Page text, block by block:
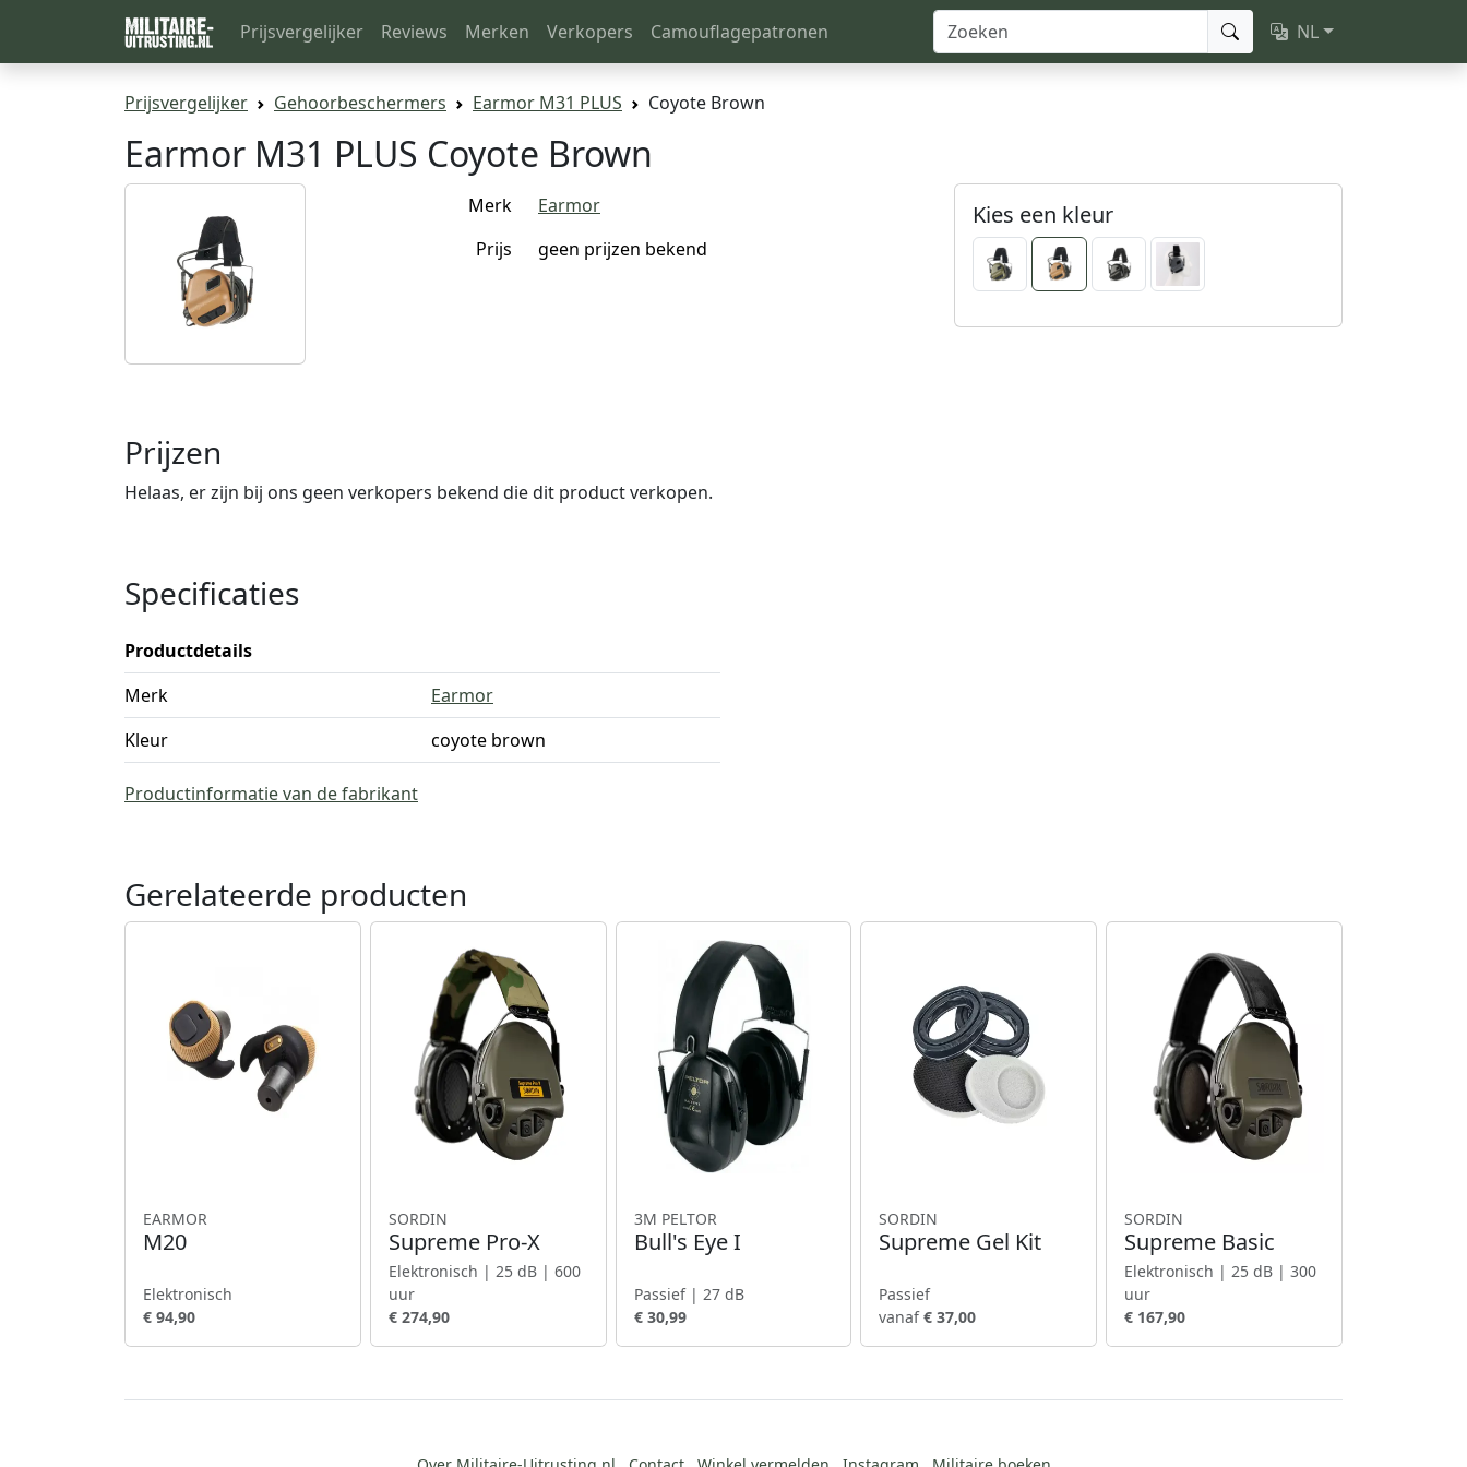
Prijsvergelijker Reviews Merken Verkopers Camouflagepatronen NL
Prijsvergelijker Gehoorbeschermers Earmor M31 PLUS Coyote Brown
Earmor M31 PLUS Coyote Brown
Merk
Earmor
Prijs
geen prijzen bekend
Kies een kleur
Prijzen
Helaas, er zijn bij ons geen verkopers bekend die dit product verkopen.
Specificaties
Productdetails
Merk
Earmor
Kleur
coyote brown
Productinformatie van de fabrikant
Gerelateerde producten
EARMOR
M20
Elektronisch
€ 94,90
SORDIN
Supreme Pro-X
Elektronisch | 25 dB | 600
uur
€ 274,90
3M PELTOR
Bull's Eye I
Passief | 27 dB
€ 30,99
SORDIN
Supreme Gel Kit
Passief
vanaf€ 37,00
SORDIN
Supreme Basic
Elektronisch | 25 dB | 300
uur
€ 167,90